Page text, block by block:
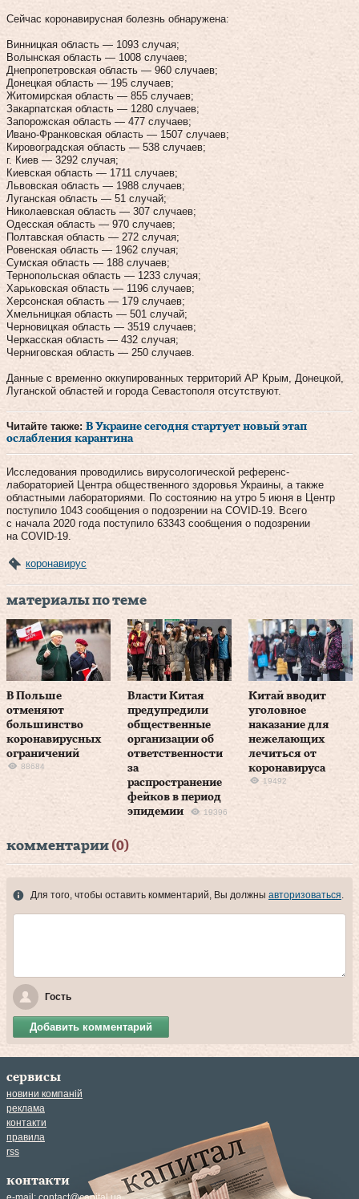
Сейчас коронавирусная болезнь обнаружена:
Винницкая область — 1093 случая;
Волынская область — 1008 случаев;
Днепропетровская область — 960 случаев;
Донецкая область — 195 случаев;
Житомирская область — 855 случаев;
Закарпатская область — 1280 случаев;
Запорожская область — 477 случаев;
Ивано-Франковская область — 1507 случаев;
Кировоградская область — 538 случаев;
г. Киев — 3292 случая;
Киевская область — 1711 случаев;
Львовская область — 1988 случаев;
Луганская область — 51 случай;
Николаевская область — 307 случаев;
Одесская область — 970 случаев;
Полтавская область — 272 случая;
Ровенская область — 1962 случая;
Сумская область — 188 случаев;
Тернопольская область — 1233 случая;
Харьковская область — 1196 случаев;
Херсонская область — 179 случаев;
Хмельницкая область — 501 случай;
Черновицкая область — 3519 случаев;
Черкасская область — 432 случая;
Черниговская область — 250 случаев.
Данные с временно оккупированных территорий АР Крым, Донецкой,
Луганской областей и города Севастополя отсутствуют.
Читайте также: В Украине сегодня стартует новый этап
ослабления карантина
Исследования проводились вирусологической референс-
лабораторией Центра общественного здоровья Украины, а также
областными лабораториями. По состоянию на утро 5 июня в Центр
поступило 1043 сообщения о подозрении на COVID-19. Всего
с начала 2020 года поступило 63343 сообщения о подозрении
на COVID-19.
коронавирус
материалы по теме
В Польше
отменяют
большинство
коронавирусных
ограничений
88684
Власти Китая
предупредили
общественные
организации об
ответственности
за
распространение
фейков в период
эпидемии
19396
Китай вводит
уголовное
наказание для
нежелающих
лечиться от
коронавируса
19492
комментарии (0)
Для того, чтобы оставить комментарий, Вы должны авторизоваться.
Гость
Добавить комментарий
сервисы
новини компаній
реклама
контакти
правила
rss
контакти